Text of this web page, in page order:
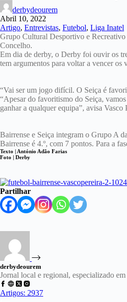
derbydeourem
Abril 10, 2022
Artigo, Entrevistas, Futebol, Liga Inatel
Grupo Cultural Desportivo e
Concelho.
Em dia de derby, o Derby foi ouvir os
tem argumentos para voltar a vencer os
“Vai ser um jogo difícil. O Seiça é
“Apesar do favoritismo do Seiça,
ganhar a qualquer equipa”, avisa
Bairrense e Seiça integram o Grupo A
Bairrense é 4.º, com 7 pontos. Para a
Texto | António Adão Farias
Foto | Derby
Partilhar
derbydeourem
Jornal local e regional, especializado
Artigos: 2937